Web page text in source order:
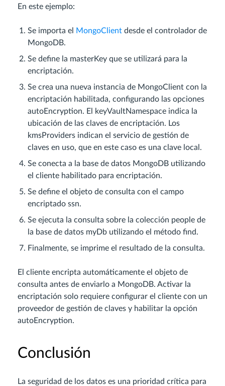
En este ejemplo:
Se importa el MongoClient desde el controlador de
MongoDB.
Se define la masterKey que se utilizará para la
encriptación.
Se crea una nueva instancia de MongoClient con la
encriptación habilitada, configurando las opciones
autoEncryption. El keyVaultNamespace indica la
ubicación de las claves de encriptación. Los
kmsProviders indican el servicio de gestión de
claves en uso, que en este caso es una clave local.
Se conecta a la base de datos MongoDB utilizando
el cliente habilitado para encriptación.
Se define el objeto de consulta con el campo
encriptado ssn.
Se ejecuta la consulta sobre la colección people de
la base de datos myDb utilizando el método find.
Finalmente, se imprime el resultado de la consulta.
El cliente encripta automáticamente el objeto de
consulta antes de enviarlo a MongoDB. Activar la
encriptación solo requiere configurar el cliente con un
proveedor de gestión de claves y habilitar la opción
autoEncryption.
Conclusión
La seguridad de los datos es una prioridad crítica para